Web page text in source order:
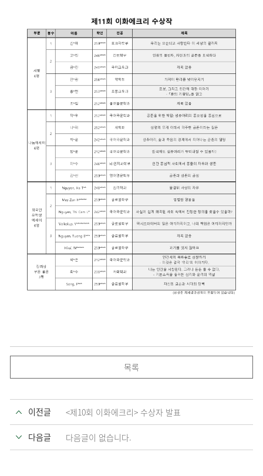
목록
이전글 <제10회 이화에크리> 수상자 발표
다음글 다음글이 없습니다.